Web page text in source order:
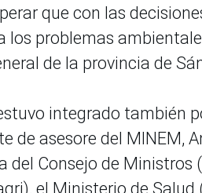
que con las
problemas
de la provincia de
integrado también
de asesore del MINEM,
del Consejo de Ministros
el Ministerio de Salud